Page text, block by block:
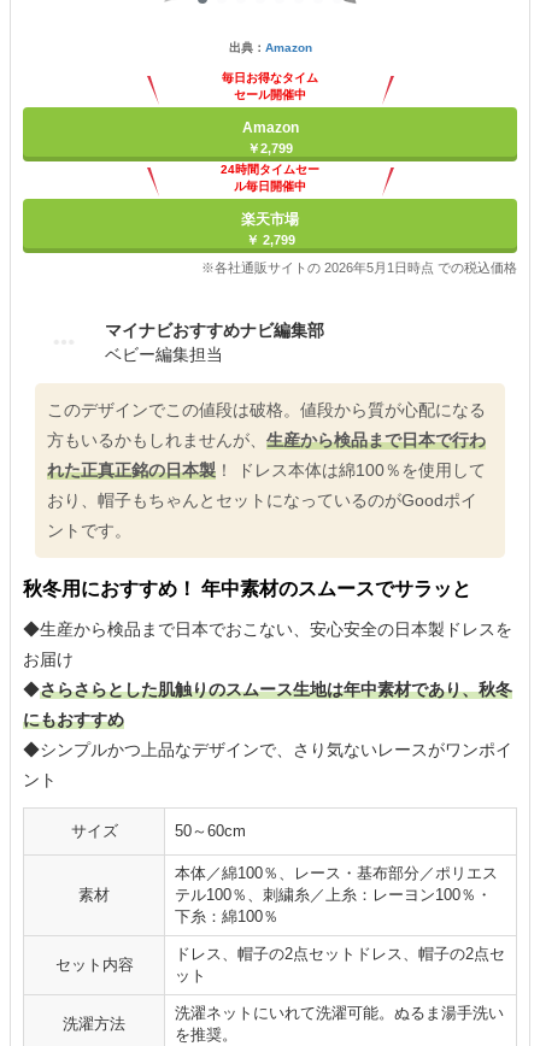
出典： Amazon
毎日お得なタイム
セール開催中
Amazon
￥2,799
24時間タイムセー
ル毎日開催中
楽天市場
￥ 2,799
※各社通販サイトの 2026年5月1日時点 での税込価格
マイナビおすすめナビ編集部
ベビー編集担当
このデザインでこの値段は破格。値段から質が心配になる
方もいるかもしれませんが、 生産から検品まで日本で行わ
れた正真正銘の日本製 ！ ドレス本体は綿100％を使用して
おり、帽子もちゃんとセットになっているのがGoodポイ
ントです。
秋冬用におすすめ！ 年中素材のスムースでサラッと
◆生産から検品まで日本でおこない、安心安全の日本製ドレスを
お届け
◆さらさらとした肌触りのスムース生地は年中素材であり、秋冬
にもおすすめ
◆シンプルかつ上品なデザインで、さり気ないレースがワンポイ
ント
サイズ 50～60cm
素材
本体／綿100％、レース・基布部分／ポリエス
テル100％、刺繍糸／上糸：レーヨン100％・
下糸：綿100％
セット内容
ドレス、帽子の2点セットドレス、帽子の2点セ
ット
洗濯方法
洗濯ネットにいれて洗濯可能。ぬるま湯手洗い
を推奨。